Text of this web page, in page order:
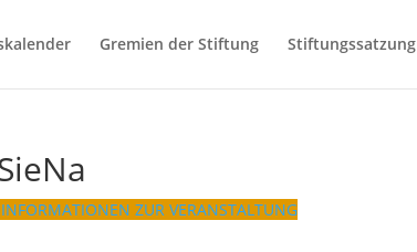
Gremien der Stiftung Stiftungssatzung
ZUR VERANSTALTUNG